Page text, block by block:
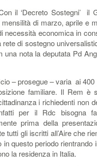
il ‘Decreto Sostegni’ il
di marzo, aprile e
necessità economica in
rete di sostegno
una nota la deputata Pd
– prosegue – varia ai
familiare. Il Rem è
i richiedenti non
per il Rdc bisogna
prima della
tutti gli iscritti all’Aire che
in questo periodo
la residenza in Italia.